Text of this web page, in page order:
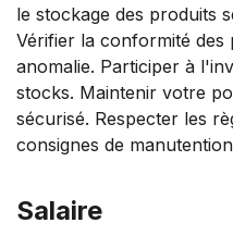
le stockage des produits
Vérifier la conformité des
anomalie. Participer à
stocks. Maintenir votre
sécurisé. Respecter les
consignes de
Salaire